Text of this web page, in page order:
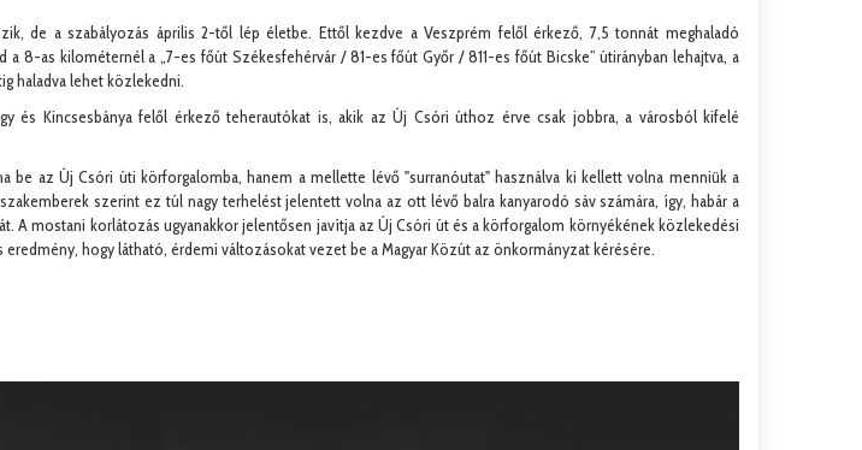
de a szabályozás április 2-től lép életbe. Ettől kezdve a Veszprém felől érkező, 7,5 tonnát meghaladó
8-as kilométernél a „7-es főút Székesfehérvár / 81-es főút Győr / 811-es főút Bicske” útirányban lehajtva, a
haladva lehet közlekedni.
és Kincsesbánya felől érkező teherautókat is, akik az Új Csóri úthoz érve csak jobbra, a városból kifelé
az Új Csóri úti körforgalomba, hanem a mellette lévő "surranóutat" használva ki kellett volna menniük a
szerint ez túl nagy terhelést jelentett volna az ott lévő balra kanyarodó sáv számára, így, habár a
mostani korlátozás ugyanakkor jelentősen javítja az Új Csóri út és a körforgalom környékének közlekedési
hogy látható, érdemi változásokat vezet be a Magyar Közút az önkormányzat kérésére.